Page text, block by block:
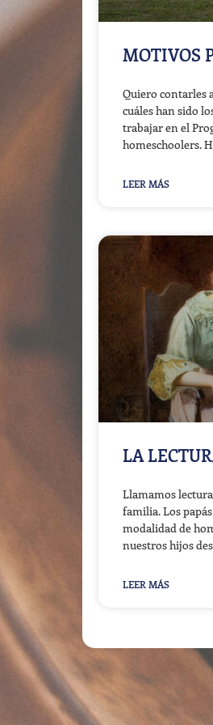
MOTIVOS
Quiero contarles
cuáles han sido
trabajar en el
homeschoolers.
LEER MÁS
LA
Llamamos
familia. Los
modalidad de
nuestros hijos
LEER MÁS